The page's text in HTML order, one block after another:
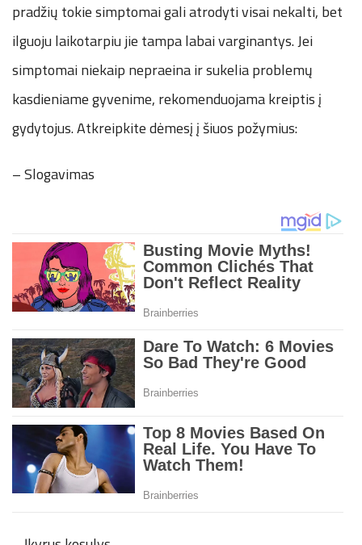
pradžių tokie simptomai gali atrodyti visai nekalti, bet
ilguoju laikotarpiu jie tampa labai varginantys. Jei
simptomai niekaip nepraeina ir sukelia problemų
kasdieniame gyvenime, rekomenduojama kreiptis į
gydytojus. Atkreipkite dėmesį į šiuos požymius:
– Slogavimas